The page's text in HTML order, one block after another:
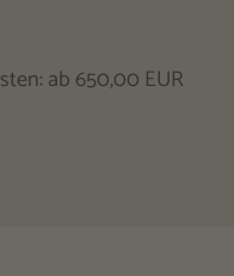
ab 650,00 EUR